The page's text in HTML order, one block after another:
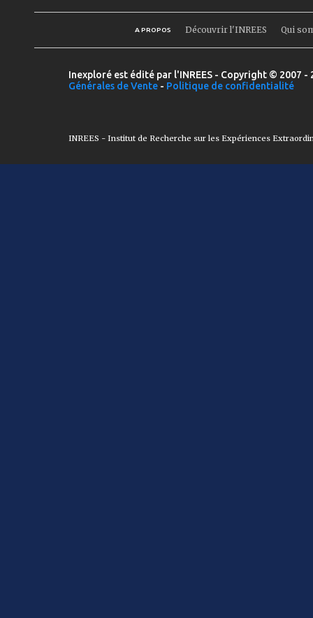
A PROPOS Découvrir l'INREES Qui
Inexploré est édité par l'INREES - Copyright © 2007
Générales de Vente - Politique de confidentialité
INREES - Institut de Recherche sur les Expériences